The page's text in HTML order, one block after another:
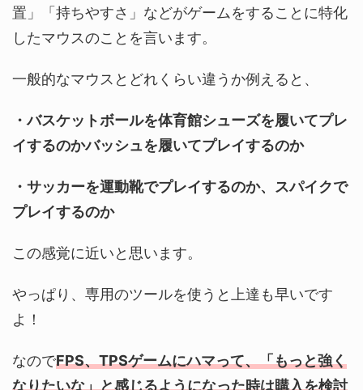
置」「持ちやすさ」などがゲームをすることに特化
したマウスのことを言います。
一般的なマウスとどれくらい違うか例えると、
・バスケットボールを体育館シューズを履いてプレ
イするのかバッシュを履いてプレイするのか
・サッカーを運動靴でプレイするのか、スパイクで
プレイするのか
この感覚に近いと思います。
やっぱり、専用のツールを使うと上達も早いです
よ！
なのでFPS、TPSゲームにハマって、「もっと強く
なりたいな」と感じるようになった時は購入を検討